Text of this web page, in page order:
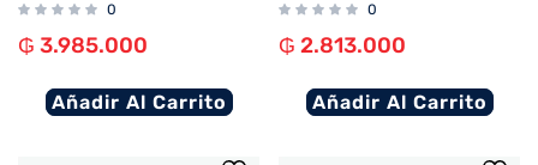
0
₲ 3.985.000
Añadir Al Carrito
0
₲ 2.813.000
Añadir Al Carrito